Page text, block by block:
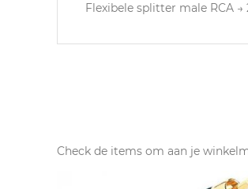
Flexibele splitter male RCA →
Check de items om aan je